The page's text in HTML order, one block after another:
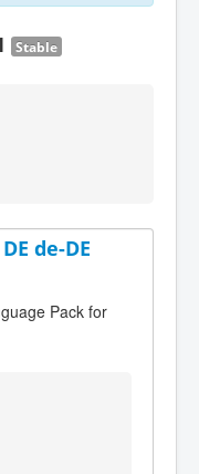
Stable
de-DE
Pack for